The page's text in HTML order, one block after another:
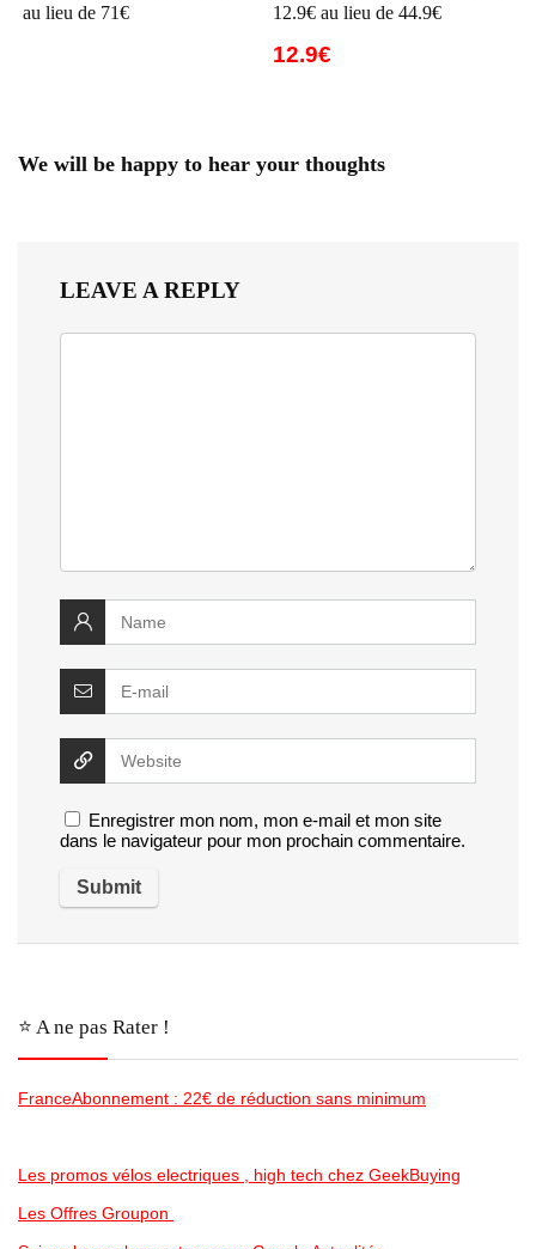
au lieu de 71€
12.9€ au lieu de 44.9€
12.9€
We will be happy to hear your thoughts
LEAVE A REPLY
Enregistrer mon nom, mon e-mail et mon site
dans le navigateur pour mon prochain commentaire.
⭐️ A ne pas Rater !
FranceAbonnement : 22€ de réduction sans minimum
Les promos vélos electriques , high tech chez GeekBuying
Les Offres Groupon